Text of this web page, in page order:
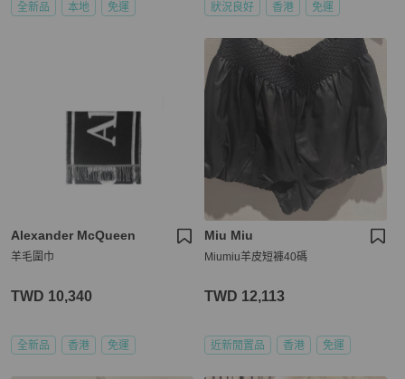
全新品 本地 免運 狀況良好 香港 免運
Alexander McQueen
羊毛圍巾
TWD 10,340
全新品 香港 免運
Miu Miu
Miumiu羊皮短褲40碼
TWD 12,113
近新閒置品 香港 免運